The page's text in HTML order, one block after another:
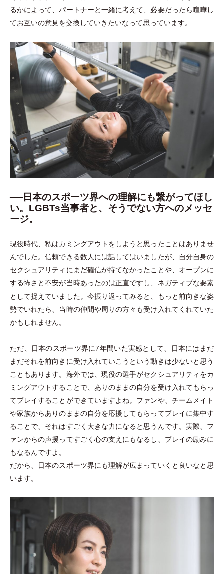
るかによって、パートナーと一緒に考えて、必要だったら喧嘩し
てお互いの意見を交換していきたいなって思っています。
──日本のスポーツ界への理解にも繋がってほし
い。LGBTs当事者と、そうでない方へのメッセ
ージ。
現役時代、私はカミングアウトをしようと思ったことはありませ
んでした。信頼できる数人には話してはいましたが、自分自身の
セクシュアリティにまだ確信が持てなかったことや、オープンに
する怖さと不安が当時あったのは正直ですし、ネガティブな要素
として捉えていました。今振り返ってみると、もっと前向きな姿
勢でいれたら、当時の仲間や周りの方々も受け入れてくれていた
かもしれません。
ただ、日本のスポーツ界に7年間いた実感として、日本にはまだ
まだそれを前向きに受け入れていこうという動きは少ないと思う
こともあります。海外では、現役の選手がセクシュアリティをカ
ミングアウトすることで、ありのままの自分を受け入れてもらっ
てプレイすることができていますよね。ファンや、チームメイト
や家族からありのままの自分を応援してもらってプレイに集中す
ることで、それはすごく大きな力になると思うんです。実際、フ
ァンからの声援ってすごく心の支えにもなるし、プレイの励みに
もなるんですよ。
だから、日本のスポーツ界にも理解が広まっていくと良いなと思
います。